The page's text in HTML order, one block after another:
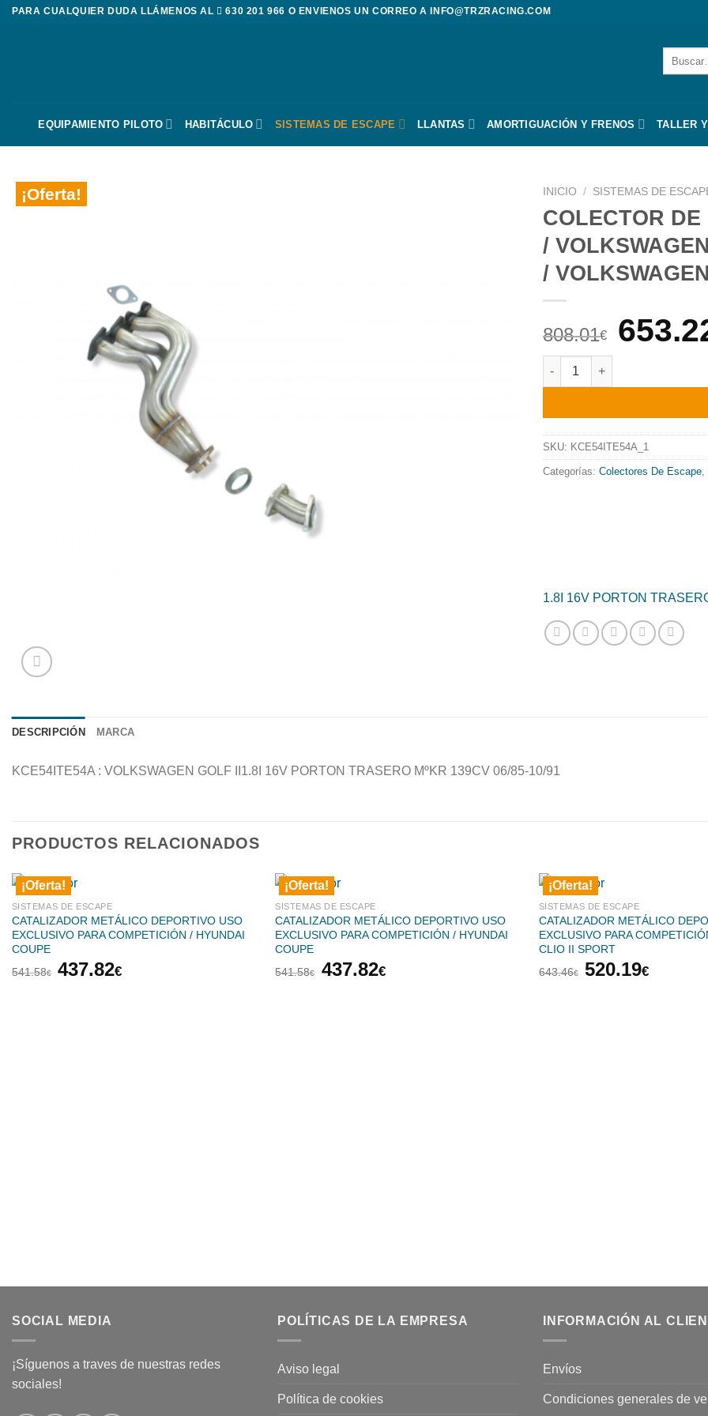
Saltar
PARA CUALQUIER DUDA LLÁMENOS AL 630 201 966 O ENVIENOS UN CORREO A INFO@TRZRACING.COM
EQUIPAMIENTO PILOTO HABITÁCULO SISTEMAS DE ESCAPE LLANTAS AMORTIGUACIÓN Y FRENOS TALLER
¡Oferta! INICIO / SISTEMAS DE
COLECTOR
/
/
808.01€
El
era:
COLECTOR DE ESCAPE
SKU: KCE54ITE54A_1
Categorías: Colectores De Escape
1.8I 16V PORTON
DESCRIPCIÓN MARCA
KCE54ITE54A : VOLKSWAGEN GOLF II1.8I 16V PORTON TRASERO MºKR 139CV 06/85-10/91
PRODUCTOS RELACIONADOS
¡Oferta!
SISTEMAS DE ESCAPE
CATALIZADOR METÁLICO DEPORTIVO USO
EXCLUSIVO PARA COMPETICIÓN / HYUNDAI
COUPE
541.58€
El
437.82€El
¡Oferta!
SISTEMAS DE ESCAPE
CATALIZADOR METÁLICO DEPORTIVO USO
EXCLUSIVO PARA COMPETICIÓN / HYUNDAI
COUPE
541.58€
El
437.82€El
¡Oferta!
SISTEMAS DE ESCAPE
CATALIZADOR METÁLICO
EXCLUSIVO PARA
CLIO II SPORT
643.46€
El
520.19€El
SOCIAL MEDIA
¡Síguenos a traves de nuestras redes
sociales!
POLÍTICAS DE LA EMPRESA
Aviso legal
Política de cookies
INFORMACIÓN AL
Envíos
Condiciones generales de